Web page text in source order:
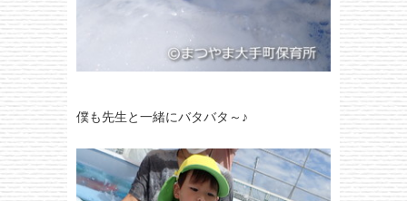
僕も先生と一緒にバタバタ～♪